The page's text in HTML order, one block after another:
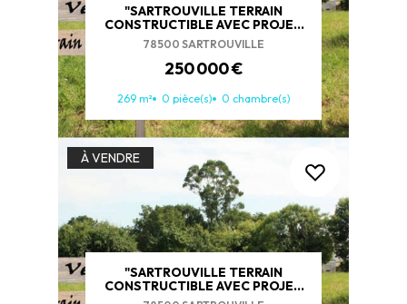
ACHETER
NOS AGENCES
NOUS REJOINDRE
CONTACT
"SARTROUVILLE TERRAIN
CONSTRUCTIBLE AVEC PROJET
DISPONIBLE"
78500 SARTROUVILLE
250 000 €
269 m² 0 pièce(s) 0 chambre(s)
"SARTROUVILLE TERRAIN
CONSTRUCTIBLE AVEC PROJET
DISPONIBLE"
À VENDRE